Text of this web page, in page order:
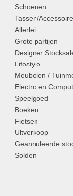
Schoenen
Tassen/
Allerlei
Grote partijen
Designer
Lifestyle
Meubelen /
Electro en
Speelgoed
Boeken
Fietsen
Uitverkoop
Geannuleerde
Solden